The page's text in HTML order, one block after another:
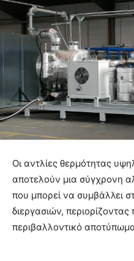
Οι αντλίες θερμότητας
αποτελούν μια σύγχρονη
που μπορεί να συμβάλλει
διεργασιών,
περιβαλλοντικό